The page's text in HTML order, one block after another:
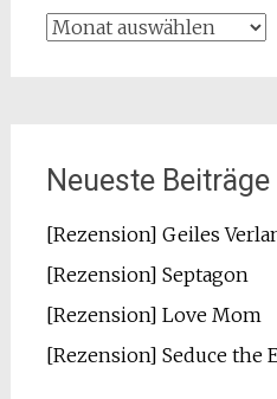
Archiv
Neueste Beiträge
[Rezension] Geiles
[Rezension] Septagon
[Rezension] Love Mom
[Rezension] Seduce the